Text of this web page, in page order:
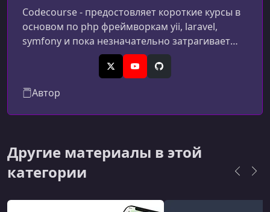
Codecourse - предостовляет короткие курсы в
основом по php фреймворкам yii, laravel,
symfony и пока незначательно затрагивает
X (Twitter)YouTubeGitHub
Автор
Другие материалы в этой
категории